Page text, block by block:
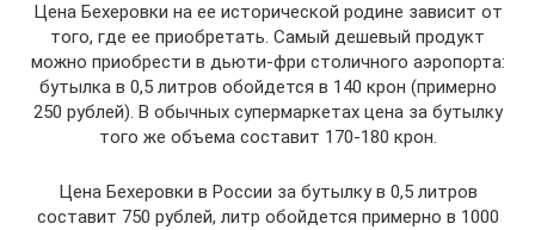
Цена Бехеровки на ее исторической родине зависит от
того, где ее приобретать. Самый дешевый продукт
можно приобрести в дьюти-фри столичного аэропорта:
бутылка в 0,5 литров обойдется в 140 крон (примерно
250 рублей). В обычных супермаркетах цена за бутылку
того же объема составит 170-180 крон.
Цена Бехеровки в России за бутылку в 0,5 литров
составит 750 рублей, литр обойдется примерно в 1000